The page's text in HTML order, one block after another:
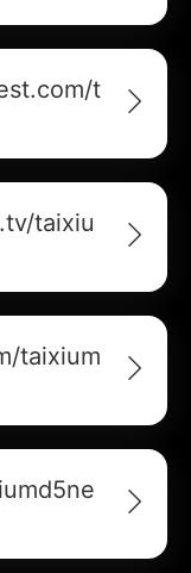
t
taixiu
taixium